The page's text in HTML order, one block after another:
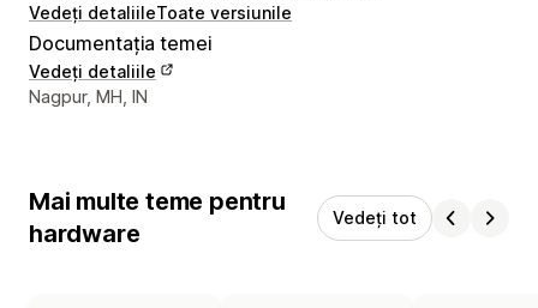
Vedeți detaliileToate versiunile
Documentația temei
Vedeți detaliile
Detaliile de contact ale designerului
Nagpur, MH, IN
Mai multe teme pentru
hardware
Vedeți tot